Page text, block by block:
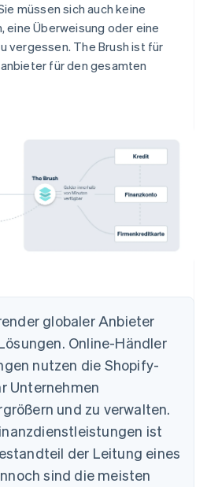
müssen sich auch keine
eine Überweisung oder eine
vergessen. The Brush ist für
für den gesamten
globaler Anbieter
Online-Händler
nutzen die Shopify-
Unternehmen
und zu verwalten.
ist
der Leitung eines
sind die meisten